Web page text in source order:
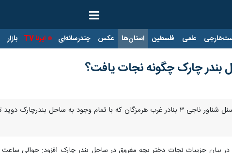
علمی فلسطین استان‌ها عکس چندرسانه‌ای ایرنا TV بازار
بندر چارک چگونه نجات یافت؟